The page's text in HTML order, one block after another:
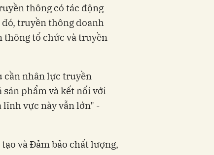
thông có tác động
truyền thông doanh
tổ chức và truyền
cần nhân lực truyền
phẩm và kết nối với
lĩnh vực này vẫn lớn" -
và Đảm bảo chất lượng,